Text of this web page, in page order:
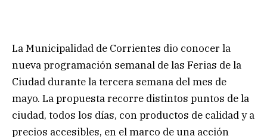
La Municipalidad de Corrientes dio conocer la
nueva programación semanal de las Ferias de la
Ciudad durante la tercera semana del mes de
mayo. La propuesta recorre distintos puntos de la
ciudad, todos los días, con productos de calidad y a
precios accesibles, en el marco de una acción